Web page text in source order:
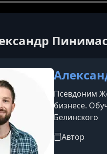
Псевдоним
бизнесе.
Белинского
Автор